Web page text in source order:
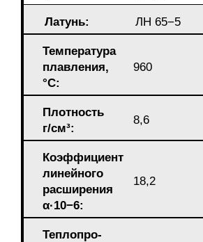
Латунь: ЛН 65−5
Температура
плавления,
°С:
960
Плотность
г/см³:
8,6
Коэффициент
линейного
расширения
α·10−6:
18,2
Теплопрo-